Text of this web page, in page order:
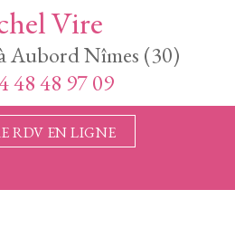
Vire
Aubord Nîmes (30)
48 48 97 09
RDV EN LIGNE